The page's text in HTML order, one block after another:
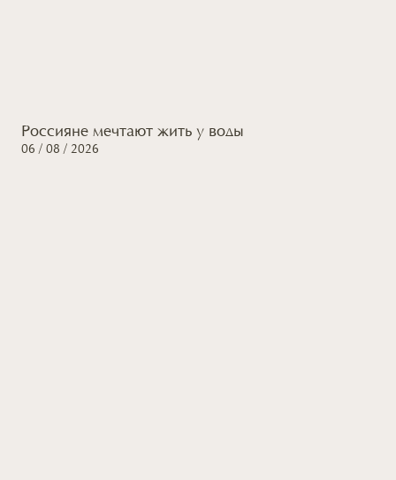
Россияне мечтают жить у воды
06 / 08 / 2026